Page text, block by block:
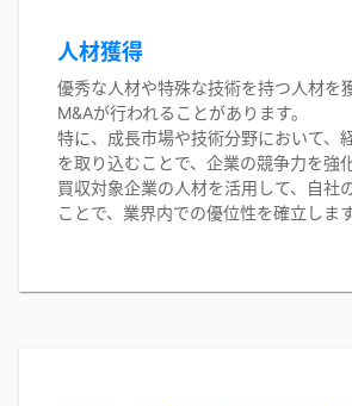
人材獲得
優秀な人材や特殊な技術を持つ人材を
M&Aが行われることがあります。
特に、成長市場や技術分野において、
を取り込むことで、企業の競争力を強
買収対象企業の人材を活用して、自社
ことで、業界内での優位性を確立します